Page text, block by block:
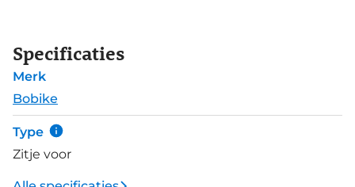
Specificaties
Merk
Bobike
Type
Zitje voor